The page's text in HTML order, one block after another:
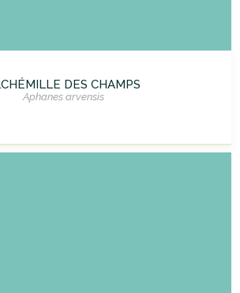
DES CHAMPS
Aphanes arvensis